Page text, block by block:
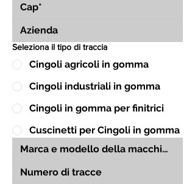
Seleziona il tipo di traccia
Cingoli agricoli in gomma
Cingoli industriali in gomma
Cingoli in gomma per finitrici
Cuscinetti per Cingoli in gomma